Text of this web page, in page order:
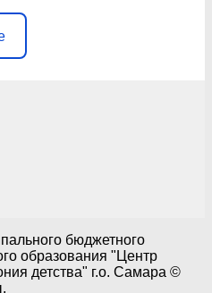
бюджетного
образования "Центр
детства" г.о. Самара ©